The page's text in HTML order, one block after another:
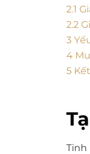
2.1
2.2
3
4
5
Tinh